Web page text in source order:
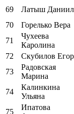
69 Латыш Даниил
70
Горелько Вера
71
Чухеева
Каролина
72
Скубилов Егор
73
Радовская
Марина
74
Калинкина
Ульяна
75
Ипатова